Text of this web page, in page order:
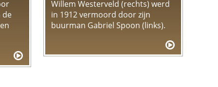
de
Willem Westerveld (rechts) werd
in 1912 vermoord door zijn
buurman Gabriel Spoon (links).